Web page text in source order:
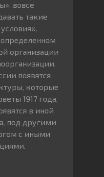
вовсе
такие
организации
появятся
которые
1917 года,
в иной
под другими
с иными